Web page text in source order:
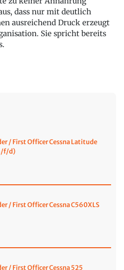
dass nur mit deutlich
ausreichend Druck erzeugt
Sie spricht bereits
/ First Officer Cessna Latitude
f/d)
/ First Officer Cessna C560XLS
/ First Officer Cessna 525